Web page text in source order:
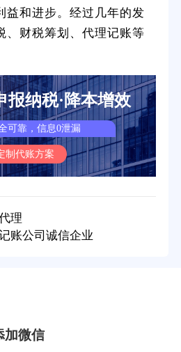
益和进步。经过几年的发
、财税筹划、代理记账等
报纳税·降本增效
可靠，信息0泄漏
制代账方案
理
账公司诚信企业
加微信